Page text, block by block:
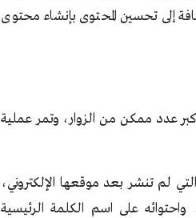
إلى تحسين المحتوى بإنشاء محتوى
عدد ممكن من الزوار، وتمر عملية
لم تنشر بعد موقعها الإلكتروني،
على اسم الكلمة الرئيسية